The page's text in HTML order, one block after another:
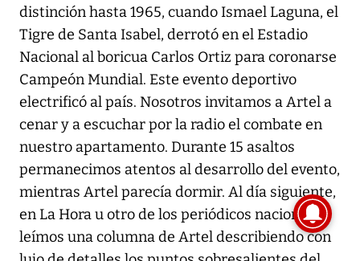
distinción hasta 1965, cuando Ismael Laguna, el
Tigre de Santa Isabel, derrotó en el Estadio
Nacional al boricua Carlos Ortiz para coronarse
Campeón Mundial. Este evento deportivo
electrificó al país. Nosotros invitamos a Artel a
cenar y a escuchar por la radio el combate en
nuestro apartamento. Durante 15 asaltos
permanecimos atentos al desarrollo del evento,
mientras Artel parecía dormir. Al día siguiente,
en La Hora u otro de los periódicos nacionales
leímos una columna de Artel describiendo con